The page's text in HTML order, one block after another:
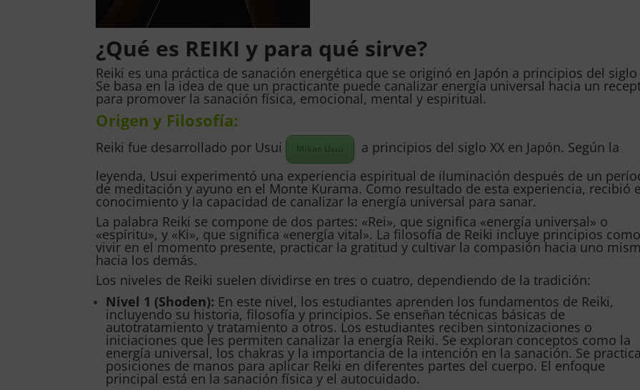
¿Qué es REIKI y para qué sirve?
Reiki es una práctica de sanación energética que se originó en Japón a principios del siglo
Se basa en la idea de que un practicante puede canalizar energía universal hacia un
para promover la sanación física, emocional, mental y espiritual.
Origen y Filosofía:
Reiki fue desarrollado por Usui Mikao Usui
a principios del siglo XX en Japón. Según la
leyenda, Usui experimentó una experiencia espiritual de iluminación después de un
de meditación y ayuno en el Monte Kurama. Como resultado de esta experiencia, recibió
conocimiento y la capacidad de canalizar la energía universal para sanar.
La palabra Reiki se compone de dos partes: «Rei», que significa «energía universal» o
«espíritu», y «Ki», que significa «energía vital». La filosofía de Reiki incluye principios como
vivir en el momento presente, practicar la gratitud y cultivar la compasión hacia uno
hacia los demás.
Los niveles de Reiki suelen dividirse en tres o cuatro, dependiendo de la tradición:
Nivel 1 (Shoden): En este nivel, los estudiantes aprenden los fundamentos de Reiki,
incluyendo su historia, filosofía y principios. Se enseñan técnicas básicas de
autotratamiento y tratamiento a otros. Los estudiantes reciben sintonizaciones o
iniciaciones que les permiten canalizar la energía Reiki. Se exploran conceptos como la
energía universal, los chakras y la importancia de la intención en la sanación. Se
posiciones de manos para aplicar Reiki en diferentes partes del cuerpo. El enfoque
principal está en la sanación física y el autocuidado.